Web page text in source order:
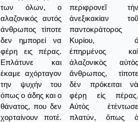
των όλων, ο
αλαζονικός αυτός
άνθρωπος τίποτε
δεν ημπορεί να
φέρη εις πέρας.
Επλάτυνε και
έκαμε αχόρταγον
την ψυχήν του
όπως ο άδης και ο
θάνατος, που δεν
χορταίνουν ποτέ.
περιφρονεῖ τὴν
ἀνεξικακίαν τοῦ
παντοκράτορος
Κυρίου, ὁ
ἐπηρμένος καὶ
ἀλαζονικὸς αὐτὸς
ἄνθρωπος, τίποτε
δὲν πρόκειται νὰ
φέρῃ εἰς πέρας.
Αὐτὸς ἐτέντωσε
πλατύν, ὅπως ὁ